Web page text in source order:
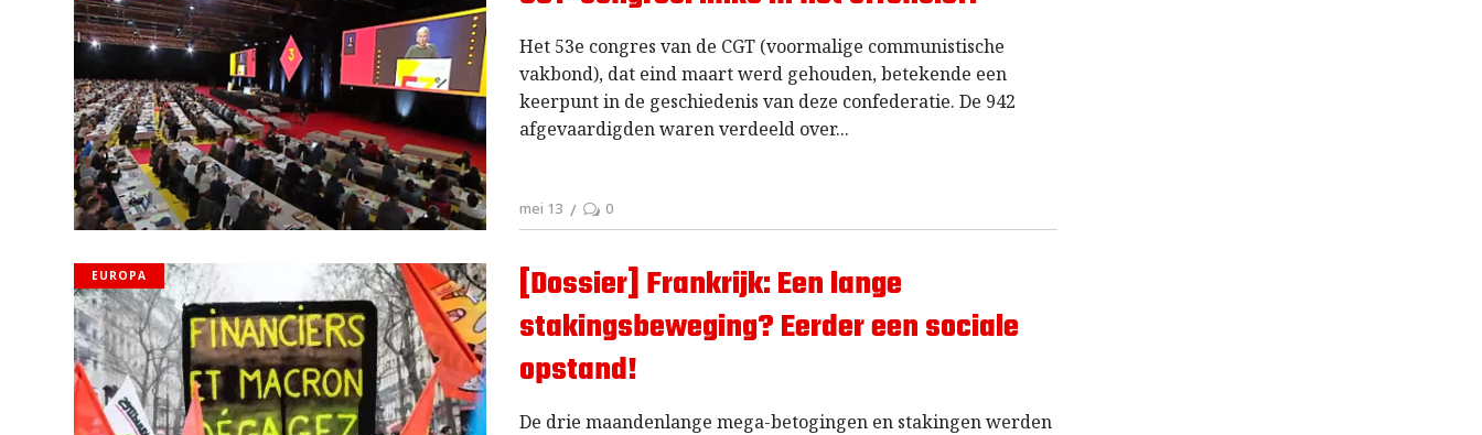
Het 53e congres van de CGT (voormalige communistische
vakbond), dat eind maart werd gehouden, betekende een
keerpunt in de geschiedenis van deze confederatie. De 942
afgevaardigden waren verdeeld over
mei 13 0
EUROPA
[Dossier] Frankrijk: Een lange
stakingsbeweging? Eerder een sociale
opstand!
De drie maandenlange mega-betogingen en stakingen werden